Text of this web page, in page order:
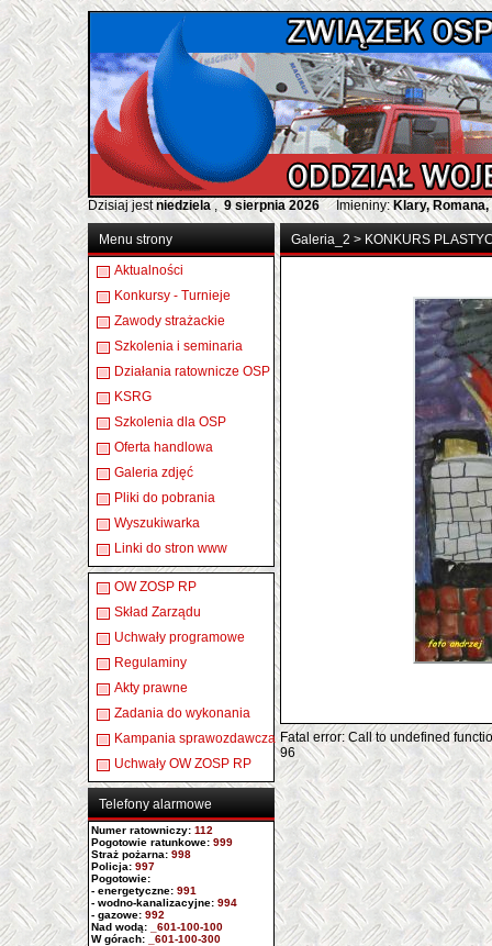
Dzisiaj jestniedziela, 9 sierpnia 2026 Imieniny:Klary,
Menu strony
Aktualności
Konkursy - Turnieje
Zawody strażackie
Szkolenia i seminaria
Działania ratownicze OSP
KSRG
Szkolenia dla OSP
Oferta handlowa
Galeria zdjęć
Pliki do pobrania
Wyszukiwarka
Linki do stron www
OW ZOSP RP
Skład Zarządu
Uchwały programowe
Regulaminy
Akty prawne
Zadania do wykonania
Kampania sprawozdawcza
Uchwały OW ZOSP RP
Telefony alarmowe
Numer ratowniczy: 112
Pogotowie ratunkowe: 999
Straż pożarna: 998
Policja: 997
Pogotowie:
- energetyczne: 991
- wodno-kanalizacyjne: 994
- gazowe: 992
Nad wodą: _601-100-100
W górach: _601-100-300
Galeria_2 > KONKURS
Fatal error: Call to undefined
96